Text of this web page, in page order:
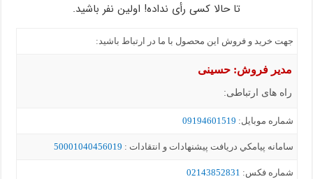
تا حالا کسی رأی نداده! اولین نفر باشید.
جهت خرید و فروش این محصول با ما در ارتباط باشید:
مدیر فروش: حسینی
راه های ارتباطی:
شماره موبايل: 09194601519
سامانه پيامکي دریافت پیشنهادات و انتقادات : 50001040456019
شماره فکس: 02143852831